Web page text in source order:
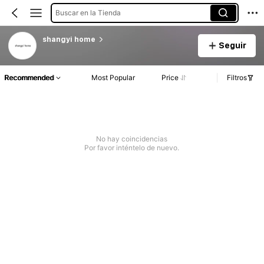
Buscar en la Tienda
shangyi home
Seguir
Recommended Most Popular Price Filtros
No hay coincidencias
Por favor inténtelo de nuevo.